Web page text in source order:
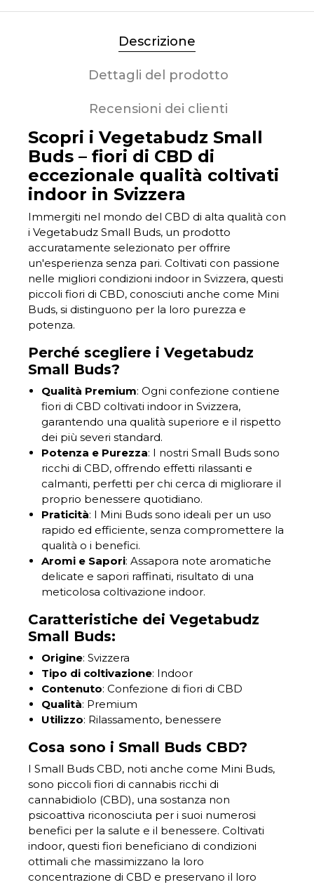
Descrizione
Dettagli del prodotto
Recensioni dei clienti
Scopri i Vegetabudz Small
Buds – fiori di CBD di
eccezionale qualità coltivati
indoor in Svizzera
Immergiti nel mondo del CBD di alta qualità con
i Vegetabudz Small Buds, un prodotto
accuratamente selezionato per offrire
un'esperienza senza pari. Coltivati con passione
nelle migliori condizioni indoor in Svizzera, questi
piccoli fiori di CBD, conosciuti anche come Mini
Buds, si distinguono per la loro purezza e
potenza.
Perché scegliere i Vegetabudz
Small Buds?
Qualità Premium: Ogni confezione contiene
fiori di CBD coltivati indoor in Svizzera,
garantendo una qualità superiore e il rispetto
dei più severi standard.
Potenza e Purezza: I nostri Small Buds sono
ricchi di CBD, offrendo effetti rilassanti e
calmanti, perfetti per chi cerca di migliorare il
proprio benessere quotidiano.
Praticità: I Mini Buds sono ideali per un uso
rapido ed efficiente, senza compromettere la
qualità o i benefici.
Aromi e Sapori: Assapora note aromatiche
delicate e sapori raffinati, risultato di una
meticolosa coltivazione indoor.
Caratteristiche dei Vegetabudz
Small Buds:
Origine: Svizzera
Tipo di coltivazione: Indoor
Contenuto: Confezione di fiori di CBD
Qualità: Premium
Utilizzo: Rilassamento, benessere
Cosa sono i Small Buds CBD?
I Small Buds CBD, noti anche come Mini Buds,
sono piccoli fiori di cannabis ricchi di
cannabidiolo (CBD), una sostanza non
psicoattiva riconosciuta per i suoi numerosi
benefici per la salute e il benessere. Coltivati
indoor, questi fiori beneficiano di condizioni
ottimali che massimizzano la loro
concentrazione di CBD e preservano il loro